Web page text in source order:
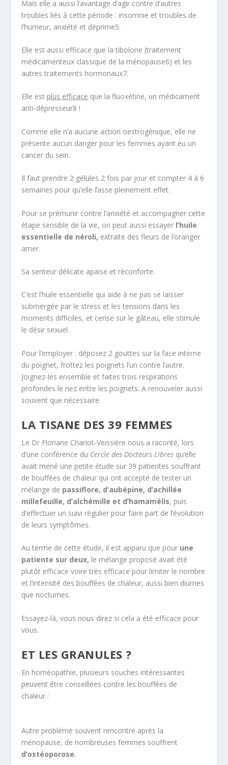
Mais elle a aussi l’avantage d’agir contre d’autres
troubles liés à cette période : insomnie et troubles de
l’humeur, anxiété et déprime5.
Elle est aussi efficace que la tibolone (traitement
médicamenteux classique de la ménopause6) et les
autres traitements hormonaux7.
Elle est plus efficace que la fluoxétine, un médicament
anti-dépresseur8 !
Comme elle n’a aucune action oestrogénique, elle ne
présente aucun danger pour les femmes ayant eu un
cancer du sein.
Il faut prendre 2 gélules 2 fois par jour et compter 4 à 6
semaines pour qu’elle fasse pleinement effet.
Pour se prémunir contre l’anxiété et accompagner cette
étape sensible de la vie, on peut aussi essayer l’huile
essentielle de néroli, extraite des fleurs de l’oranger
amer.
Sa senteur délicate apaise et réconforte.
C’est l’huile essentielle qui aide à ne pas se laisser
submergée par le stress et les tensions dans les
moments difficiles, et cerise sur le gâteau, elle stimule
le désir sexuel.
Pour l’employer : déposez 2 gouttes sur la face interne
du poignet, frottez les poignets l’un contre l’autre.
Joignez-les ensemble et faites trois respirations
profondes le nez entre les poignets. A renouveler aussi
souvent que nécessaire.
LA TISANE DES 39 FEMMES
Le Dr Floriane Chariot-Veissière nous a raconté, lors
d’une conférence du Cercle des Docteurs Libres qu’elle
avait mené une petite étude sur 39 patientes souffrant
de bouffées de chaleur qui ont accepté de tester un
mélange de passiflore, d’aubépine, d’achillée
millefeuille, d’alchémille et d’hamamélis, puis
d’effectuer un suivi régulier pour faire part de l’évolution
de leurs symptômes.
Au terme de cette étude, il est apparu que pour une
patiente sur deux, le mélange proposé avait été
plutôt efficace voire très efficace pour limiter le nombre
et l’intensité des bouffées de chaleur, aussi bien diurnes
que nocturnes.
Essayez-là, vous nous direz si cela a été efficace pour
vous.
ET LES GRANULES ?
En homéopathie, plusieurs souches intéressantes
peuvent être conseillées contre les bouffées de
chaleur :
Autre problème souvent rencontré après la
ménopause, de nombreuses femmes souffrent
d’ostéoporose.